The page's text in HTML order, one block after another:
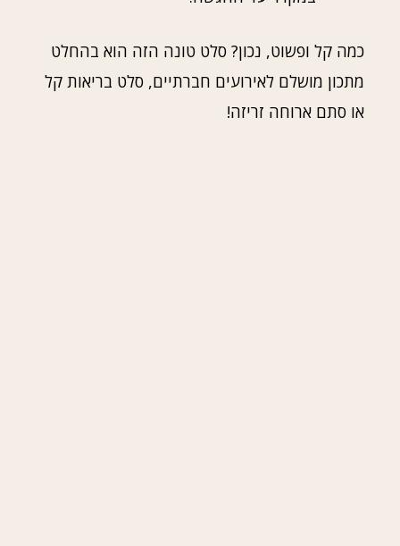
כמה קל ופשוט, נכון? סלט טונה הזה הוא בהחלט
מתכון מושלם לאירועים חברתיים, סלט בריאות קל
או סתם ארוחה זריזה!